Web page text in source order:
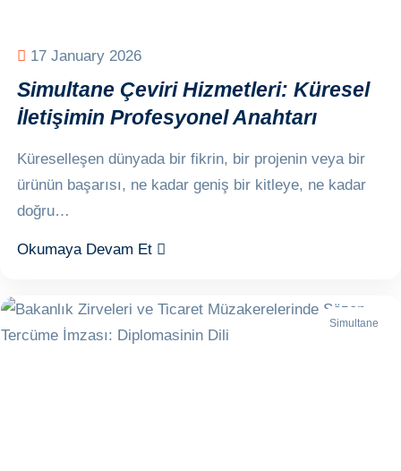
17 January 2026
Simultane Çeviri Hizmetleri: Küresel
İletişimin Profesyonel Anahtarı
Küreselleşen dünyada bir fikrin, bir projenin veya bir
ürünün başarısı, ne kadar geniş bir kitleye, ne kadar
doğru…
Okumaya Devam Et
Simultane